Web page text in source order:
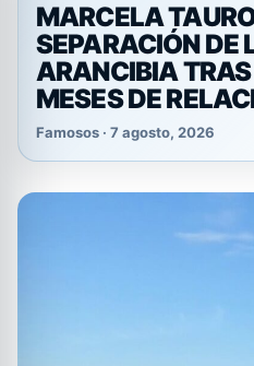
MARCELA
SEPARACIÓN DE
ARANCIBIA
MESES DE
Famosos · 7 agosto, 2026